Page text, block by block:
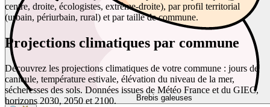
Brebis galeuses
centre, droite, écologistes, extrême-droite), par profil territorial
(urbain, périurbain, rural) et par taille de commune.
Projections climatiques par commune
Découvrez les projections climatiques de votre commune : jours de
canicule, température estivale, élévation du niveau de la mer,
sécheresses des sols. Données issues de Météo France et du GIEC,
horizons 2030, 2050 et 2100.